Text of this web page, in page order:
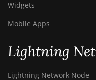
Widgets
Mobile Apps
Lightning
Lightning Network Node